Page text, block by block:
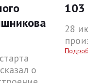
о
103
28